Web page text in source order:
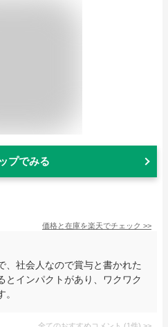
プでみる
価格と在庫を楽天でチェック >>
、社会人なので賞与と書かれた
とインパクトがあり、ワクワク